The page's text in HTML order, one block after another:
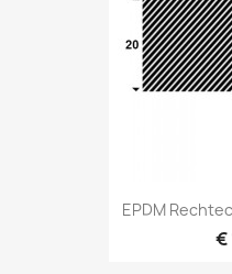
EPDM
€